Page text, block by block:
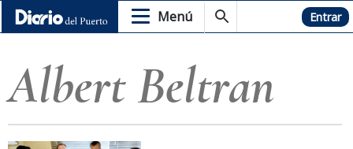
Menú Hemeroteca Entrar
Albert Beltran